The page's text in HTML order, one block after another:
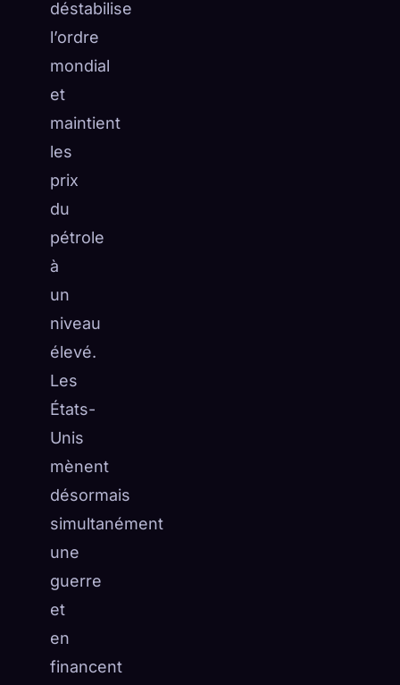
déstabilise
l’ordre
mondial
et
maintient
les
prix
du
pétrole
à
un
niveau
élevé.
Les
États-
Unis
mènent
désormais
simultanément
une
guerre
et
en
financent